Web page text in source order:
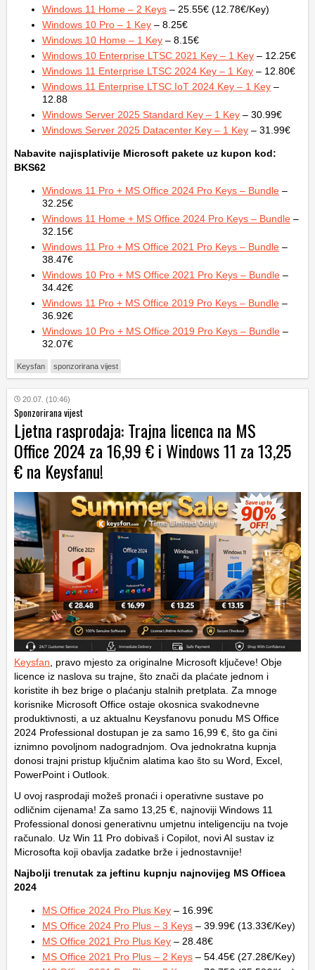
Windows 11 Home – 2 Keys – 25.55€ (12.78€/Key)
Windows 10 Pro – 1 Key – 8.25€
Windows 10 Home – 1 Key – 8.15€
Windows 10 Enterprise LTSC 2021 Key – 1 Key – 12.25€
Windows 11 Enterprise LTSC 2024 Key – 1 Key – 12.80€
Windows 11 Enterprise LTSC IoT 2024 Key – 1 Key –
12.88
Windows Server 2025 Standard Key – 1 Key – 30.99€
Windows Server 2025 Datacenter Key – 1 Key – 31.99€
Nabavite najisplativije Microsoft pakete uz kupon kod:
BKS62
Windows 11 Pro + MS Office 2024 Pro Keys – Bundle –
32.25€
Windows 11 Home + MS Office 2024 Pro Keys – Bundle –
32.15€
Windows 11 Pro + MS Office 2021 Pro Keys – Bundle –
38.47€
Windows 10 Pro + MS Office 2021 Pro Keys – Bundle –
34.42€
Windows 11 Pro + MS Office 2019 Pro Keys – Bundle –
36.92€
Windows 10 Pro + MS Office 2019 Pro Keys – Bundle –
32.07€
Keysfan sponzorirana vijest
20.07. (10:46)
Sponzorirana vijest
Ljetna rasprodaja: Trajna licenca na MS
Office 2024 za 16,99 € i Windows 11 za 13,25
€ na Keysfanu!
Keysfan , pravo mjesto za originalne Microsoft ključeve! Obje
licence iz naslova su trajne, što znači da plaćate jednom i
koristite ih bez brige o plaćanju stalnih pretplata. Za mnoge
korisnike Microsoft Office ostaje okosnica svakodnevne
produktivnosti, a uz aktualnu Keysfanovu ponudu MS Office
2024 Professional dostupan je za samo 16,99 €, što ga čini
iznimno povoljnom nadogradnjom. Ova jednokratna kupnja
donosi trajni pristup ključnim alatima kao što su Word, Excel,
PowerPoint i Outlook.
U ovoj rasprodaji možeš pronaći i operativne sustave po
odličnim cijenama! Za samo 13,25 €, najnoviji Windows 11
Professional donosi generativnu umjetnu inteligenciju na tvoje
računalo. Uz Win 11 Pro dobivaš i Copilot, novi AI sustav iz
Microsofta koji obavlja zadatke brže i jednostavnije!
Najbolji trenutak za jeftinu kupnju najnovijeg MS Officea
2024
MS Office 2024 Pro Plus Key – 16.99€
MS Office 2024 Pro Plus – 3 Keys – 39.99€ (13.33€/Key)
MS Office 2021 Pro Plus Key – 28.48€
MS Office 2021 Pro Plus – 2 Keys – 54.45€ (27.28€/Key)